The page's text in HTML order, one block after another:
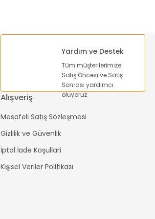
Yardım ve Destek
Tüm müşterilerimize
Satış Öncesi ve Satış
Sonrası yardımcı
oluyoruz
Alışveriş
Mesafeli Satış Sözleşmesi
Gizlilik ve Güvenlik
İptal İade Koşullari
Kişisel Veriler Politikası